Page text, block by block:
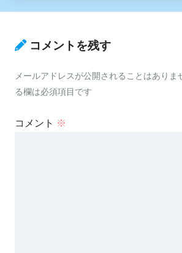
コメントを残す
メールアドレスが公開されることはありま
る欄は必須項目です
コメント ※